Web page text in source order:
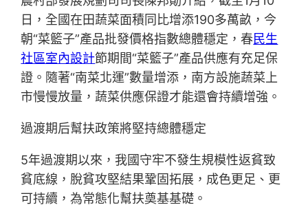
日，全國在田蔬菜面積同比增添190多萬畝，今
朝“菜籃子”產品批發價格指數總體穩定，春民生
社區室內設計節期間“菜籃子”產品供應有充足保
證。隨著“南菜北運”數量增添，南方設施蔬菜上
市慢慢放量，蔬菜供應保證才能還會持續增強。
過渡期后幫扶政策將堅持總體穩定
5年過渡期以來，我國守牢不發生規模性返貧致
貧底線，脫貧攻堅結果鞏固拓展，成色更足、更
可持續，為常態化幫扶奠基基礎。